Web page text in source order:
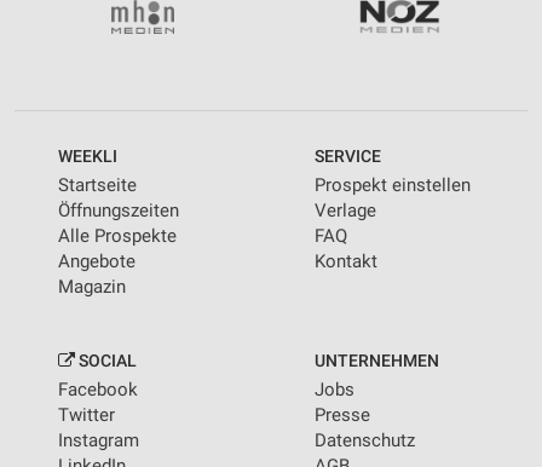
WEEKLI
Startseite
Öffnungszeiten
Alle Prospekte
Angebote
Magazin
SERVICE
Prospekt einstellen
Verlage
FAQ
Kontakt
SOCIAL
Facebook
Twitter
Instagram
UNTERNEHMEN
Jobs
Presse
Datenschutz